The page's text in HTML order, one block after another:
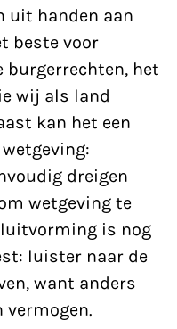
uit handen aan
beste voor
burgerrechten, het
wij als land
kan het een
dreigen
wetgeving te
is nog
luister naar de
want anders